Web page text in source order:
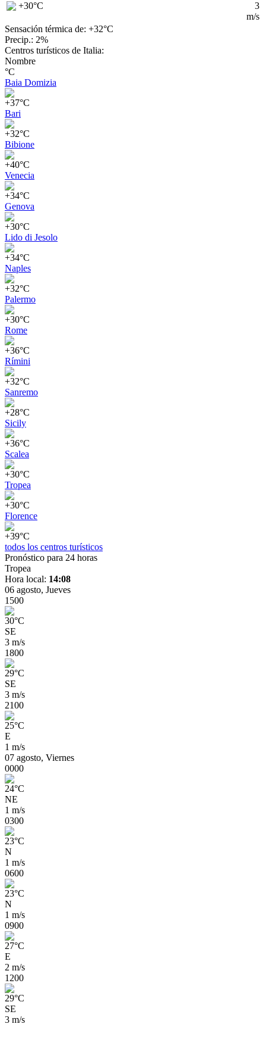
+30°C
3
m/s
Sensación térmica de: +32°C
Precip.: 2%
Centros turísticos de Italia:
Nombre
°C
Baia Domizia
+37°C
Bari
+32°C
Bibione
+40°C
Venecia
+34°C
Genova
+30°C
Lido di Jesolo
+34°C
Naples
+32°C
Palermo
+30°C
Rome
+36°C
Rímini
+32°C
Sanremo
+28°C
Sicily
+36°C
Scalea
+30°C
Tropea
+30°C
Florence
+39°C
todos los centros turísticos
Pronóstico para 24 horas
Tropea
Hora local: 14:08
06 agosto, Jueves
1500
30°C
SE
3 m/s
1800
29°C
SE
3 m/s
2100
25°C
E
1 m/s
07 agosto, Viernes
0000
24°C
NE
1 m/s
0300
23°C
N
1 m/s
0600
23°C
N
1 m/s
0900
27°C
E
2 m/s
1200
29°C
SE
3 m/s